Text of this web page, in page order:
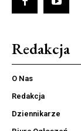
Redakcja
O Nas
Redakcja
Dziennikarze